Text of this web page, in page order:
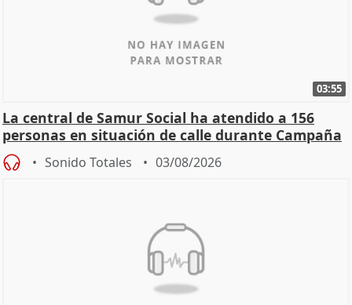
03:55
La central de Samur Social ha atendido a 156
personas en situación de calle durante Campaña
de Calor
Sonido Totales 03/08/2026